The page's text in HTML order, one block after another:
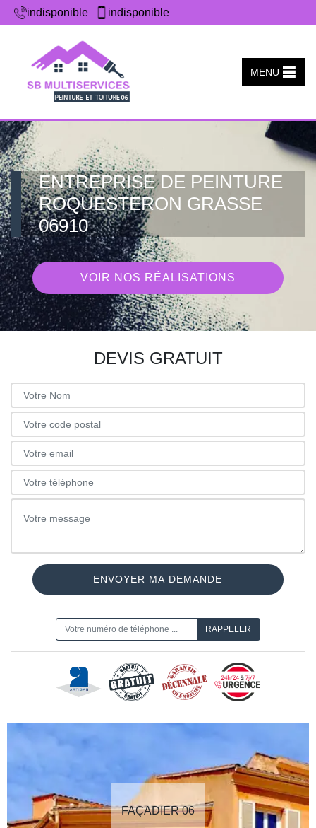
indisponible indisponible
MENU
ENTREPRISE DE PEINTURE
ROQUESTERON GRASSE
06910
VOIR NOS RÉALISATIONS
DEVIS GRATUIT
FAÇADIER 06